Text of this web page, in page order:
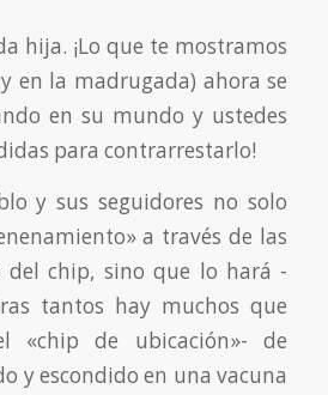
hija. ¡Lo que te mostramos
en la madrugada) ahora se
en su mundo y ustedes
para contrarrestarlo!
y sus seguidores no solo
a través de las
del chip, sino que lo hará -
tantos hay muchos que
«chip de ubicación»- de
y escondido en una vacuna